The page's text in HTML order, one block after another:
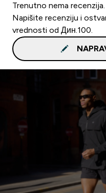
Trenutno nema recenzija.
Napišite recenziju i
vrednosti od Дин.100.